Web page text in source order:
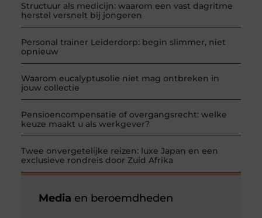
Structuur als medicijn: waarom een vast dagritme
herstel versnelt bij jongeren
Personal trainer Leiderdorp: begin slimmer, niet
opnieuw
Waarom eucalyptusolie niet mag ontbreken in
jouw collectie
Pensioencompensatie of overgangsrecht: welke
keuze maakt u als werkgever?
Twee onvergetelijke reizen: luxe Japan en een
exclusieve rondreis door Zuid Afrika
Media en beroemdheden